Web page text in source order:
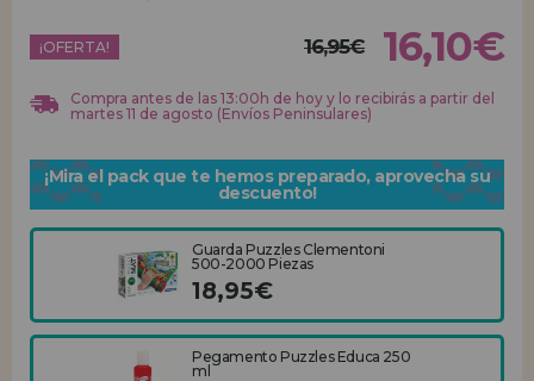
REGISTRO DISTRIBUIDOR
¡OFERTA! 16,95€ 16,10€
Compra antes de las 13:00h de hoy y lo recibirás a partir del
martes 11 de agosto (Envíos Peninsulares)
¡Mira el pack que te hemos preparado, aprovecha su
descuento!
Guarda Puzzles Clementoni
500-2000 Piezas
18,95€
Pegamento Puzzles Educa 250
ml